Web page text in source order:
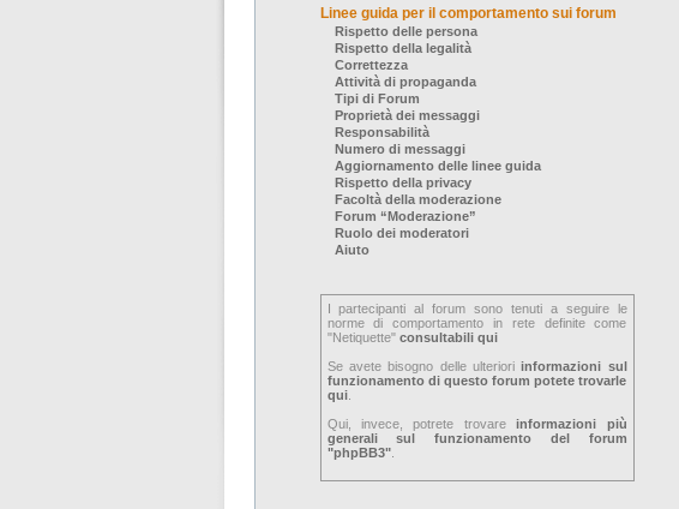
Linee guida per il comportamento sui forum
Rispetto delle persona
Rispetto della legalità
Correttezza
Attività di propaganda
Tipi di Forum
Proprietà dei messaggi
Responsabilità
Numero di messaggi
Aggiornamento delle linee guida
Rispetto della privacy
Facoltà della moderazione
Forum “Moderazione”
Ruolo dei moderatori
Aiuto
I partecipanti al forum sono tenuti a seguire le
norme di comportamento in rete definite come
"Netiquette" consultabili qui
Se avete bisogno delle ulterioriinformazioni sul
funzionamento di questo forum potete trovarle
qui.
Qui, invece, potrete trovareinformazioni più
generali sul funzionamento del forum
"phpBB3".